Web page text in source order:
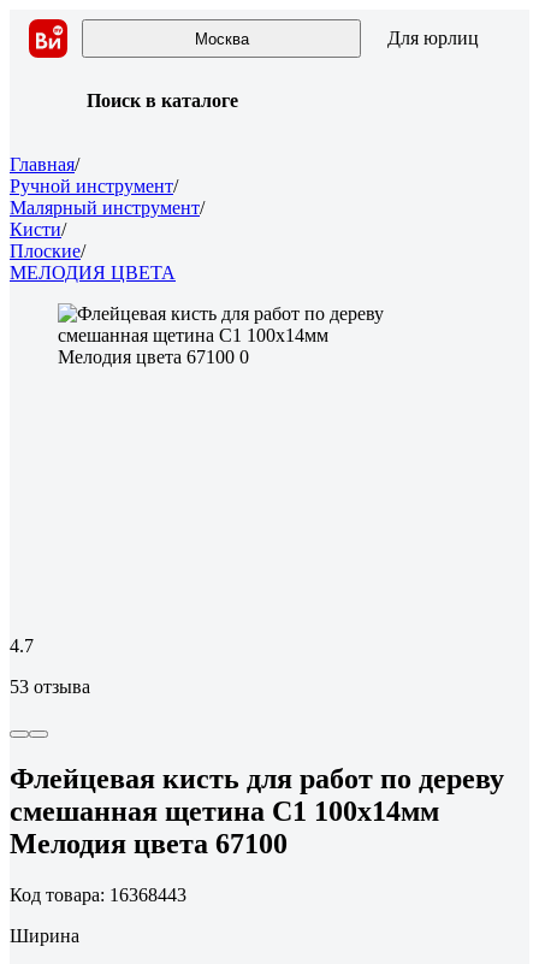
Москва Для юрлиц
Поиск в каталоге
Главная/
Ручной инструмент/
Малярный инструмент/
Кисти/
Плоские/
МЕЛОДИЯ ЦВЕТА
4.7
53 отзыва
Флейцевая кисть для работ по дереву
смешанная щетина С1 100х14мм
Мелодия цвета 67100
Код товара: 16368443
Ширина